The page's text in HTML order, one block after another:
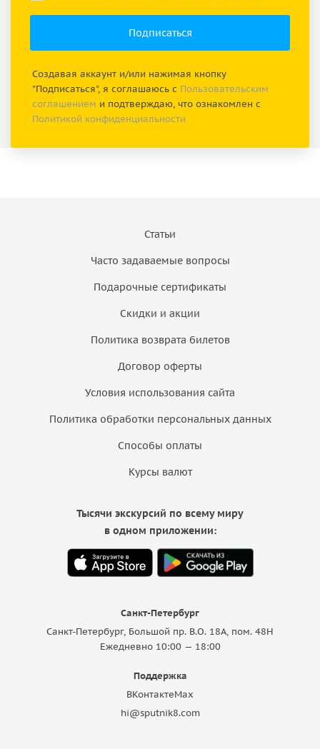
Создавая аккаунт и/или нажимая кнопку
"Подписаться", я соглашаюсь с Пользовательским
соглашением и подтверждаю, что ознакомлен с
Политикой конфиденциальности
Статьи
Часто задаваемые вопросы
Подарочные сертификаты
Скидки и акции
Политика возврата билетов
Договор оферты
Условия использования сайта
Политика обработки персональных данных
Способы оплаты
Курсы валют
Санкт-Петербург
Санкт-Петербург, Большой пр. В.О. 18A, пом. 48Н
Ежедневно 10:00 — 18:00
Поддержка
ВКонтактеMax
hi@sputnik8.com
Тысячи экскурсий по всему миру
в одном приложении: